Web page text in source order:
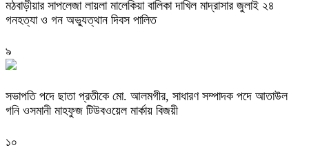
মঠবাড়ীয়ার সাপলেজা লায়লা মালেকিয়া বালিকা দাখিল মাদ্রাসার জুলাই ২৪
গনহত্যা ও গন অভ্যুত্থান দিবস পালিত
৯
সভাপতি পদে ছাতা প্রতীকে মো. আলমগীর, সাধারণ সম্পাদক পদে আতাউল
গনি ওসমানী মাহফুজ টিউবওয়েল মার্কায় বিজয়ী
১০